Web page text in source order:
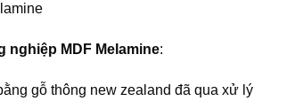
nghiệp MDF Melamine:
gỗ thông new zealand đã qua xử lý